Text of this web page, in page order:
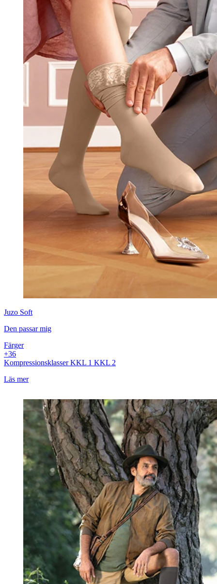
Juzo Soft
Den passar mig
Färger
+36
KompressionsklasserKKL 1 KKL 2
Läs mer